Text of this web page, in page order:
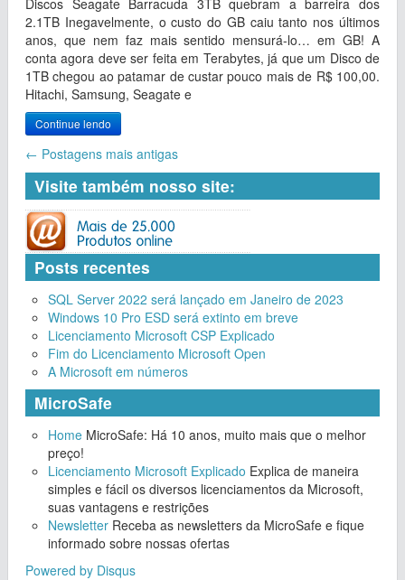
Discos Seagate Barracuda 3TB quebram a barreira dos
2.1TB Inegavelmente, o custo do GB caiu tanto nos últimos
anos, que nem faz mais sentido mensurá-lo… em GB! A
conta agora deve ser feita em Terabytes, já que um Disco de
1TB chegou ao patamar de custar pouco mais de R$ 100,00.
Hitachi, Samsung, Seagate e
Continue lendo
← Postagens mais antigas
Visite também nosso site:
Posts recentes
SQL Server 2022 será lançado em Janeiro de 2023
Windows 10 Pro ESD será extinto em breve
Licenciamento Microsoft CSP Explicado
Fim do Licenciamento Microsoft Open
A Microsoft em números
MicroSafe
Home MicroSafe: Há 10 anos, muito mais que o melhor
preço!
Licenciamento Microsoft Explicado Explica de maneira
simples e fácil os diversos licenciamentos da Microsoft,
suas vantagens e restrições
Newsletter Receba as newsletters da MicroSafe e fique
informado sobre nossas ofertas
Powered by Disqus